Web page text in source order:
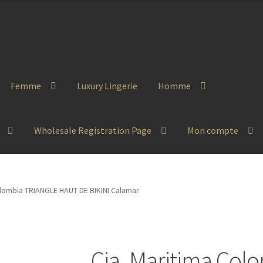
Femme Luxury Lingerie Homme
Wholesale Registration Page Mon compte
TRIANGLE HAUT DE BIKINI Calamar